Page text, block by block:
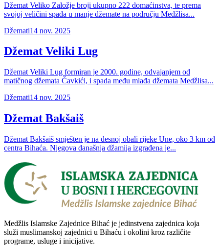
Džemat Veliko Založje broji ukupno 222 domaćinstva, te prema
svojoj veličini spada u manje džemate na području Medžlisa...
Džemati14 nov. 2025
Džemat Veliki Lug
Džemat Veliki Lug formiran je 2000. godine, odvajanjem od
matičnog džemata Čavkići, i spada među mlađa džemata Medžlisa...
Džemati14 nov. 2025
Džemat Bakšaiš
Džemat Bakšaiš smješten je na desnoj obali rijeke Une, oko 3 km od
centra Bihaća. Njegova današnja džamija izgrađena je...
Medžlis Islamske Zajednice Bihać je jedinstvena zajednica koja
služi muslimanskoj zajednici u Bihaću i okolini kroz različite
programe, usluge i inicijative.